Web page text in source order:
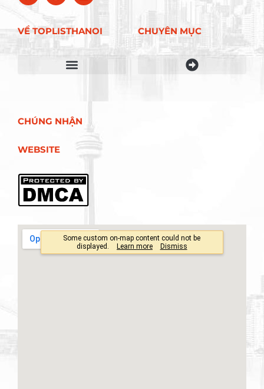
VỀ TOPLISTHANOI
CHÚNG NHẬN
WEBSITE
CHUYÊN MỤC